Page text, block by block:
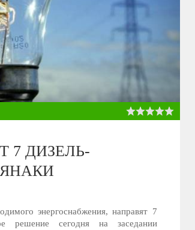
7 ДИЗЕЛЬ-
энергоснабжения, направят 7
решение сегодня на заседании